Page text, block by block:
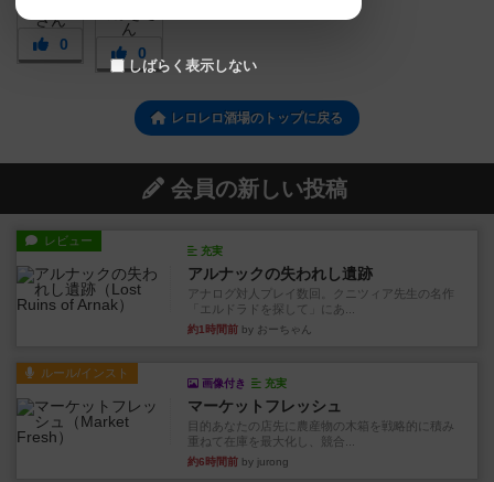
0 0
レロレロ酒場のトップに戻る
会員の新しい投稿
レビュー
充実
アルナックの失われし遺跡
アナログ対人プレイ数回。クニツィア先生の名作
「エルドラドを探して」にあ...
約1時間前 by おーちゃん
ルール/インスト
画像付き 充実
マーケットフレッシュ
目的あなたの店先に農産物の木箱を戦略的に積み
重ねて在庫を最大化し、競合...
約6時間前 by jurong
しばらく表示しない